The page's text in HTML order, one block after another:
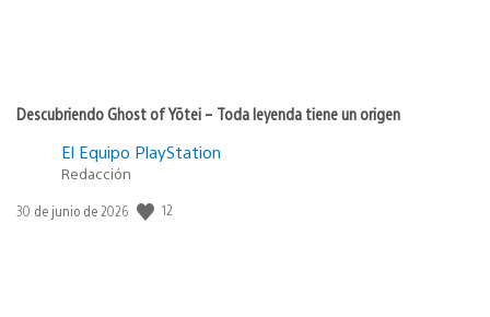
Descubriendo Ghost of Yōtei – Toda leyenda tiene un origen
El Equipo PlayStation
Redacción
Fecha
30 de junio de 2026 12